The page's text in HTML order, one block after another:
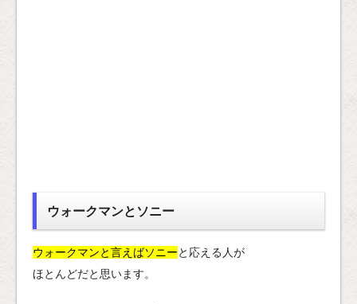
ウォークマンとソニー
ウォークマンと言えばソニーと応える人が
ほとんどだと思います。